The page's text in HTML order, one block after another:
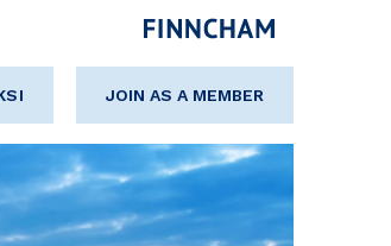
JOIN AS A MEMBER